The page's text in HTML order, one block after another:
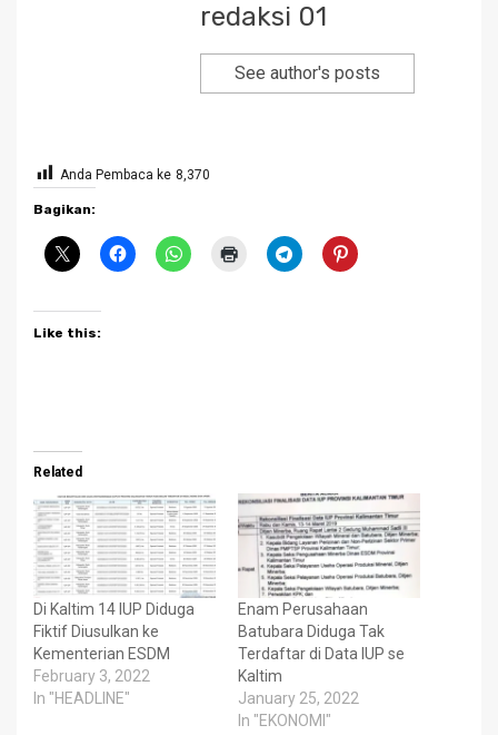
redaksi 01
See author's posts
Anda Pembaca ke 8,370
Bagikan:
Like this:
Related
Di Kaltim 14 IUP Diduga
Fiktif Diusulkan ke
Kementerian ESDM
February 3, 2022
In "HEADLINE"
Enam Perusahaan
Batubara Diduga Tak
Terdaftar di Data IUP se
Kaltim
January 25, 2022
In "EKONOMI"